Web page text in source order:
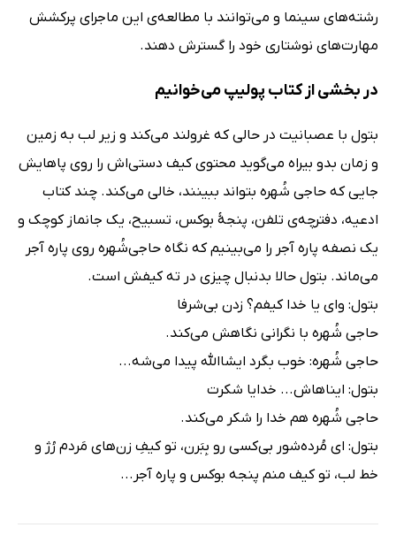
رشته‌های سینما و می‌توانند با مطالعه‌ی این ماجرای پرکشش
مهارت‌های نوشتاری خود را گسترش دهند.
در بخشی از کتاب پولیپ می‌خوانیم
بتول با عصبانیت در حالی که غرولند می‌کند و زیر لب به زمین
و زمان بدو بیراه می‌گوید محتوی کیف دستی‌اش را روی پاهایش
جایی که حاجی شُهره بتواند ببینند، خالی می‌کند. چند کتاب
ادعیه، دفترچه‌ی تلفن، پنجۀ بوکس، تسبیح، یک جانماز کوچک و
یک نصفه پاره آجر را می‌بینیم که نگاه حاجی‌شُهره روی پاره آجر
می‌ماند. بتول حالا بدنبال چیزی در ته کیفش است.
بتول: وای یا خدا کیفم؟ زدن بی‌شرفا
حاجی شُهره با نگرانی نگاهش می‌کند.
حاجی شُهره: خوب بگرد ایشاالله پیدا می‌شه...
بتول: ایناهاش... خدایا شکرت
حاجی شُهره هم خدا را شکر می‌کند.
بتول: ‌ای مُرده‌شور بی‌کسی رو بِبَرن، تو کیفِ زن‌های مَردم رُژ و
خط لب، تو کیف منم پنجه بوکس و پاره آجر...